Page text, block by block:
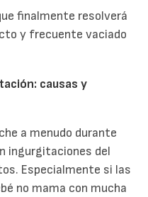
finalmente resolverá
y frecuente vaciado
causas y
a menudo durante
ingurgitaciones del
Especialmente si las
no mama con mucha